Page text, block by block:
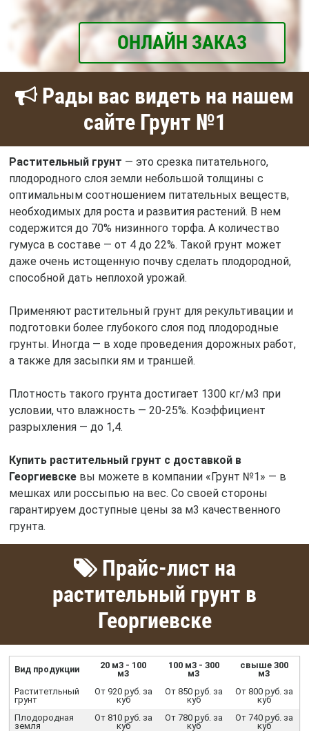
ОНЛАЙН ЗАКАЗ
Рады вас видеть на нашем
сайте Грунт №1
Растительный грунт — это срезка питательного,
плодородного слоя земли небольшой толщины с
оптимальным соотношением питательных веществ,
необходимых для роста и развития растений. В нем
содержится до 70% низинного торфа. А количество
гумуса в составе — от 4 до 22%. Такой грунт может
даже очень истощенную почву сделать плодородной,
способной дать неплохой урожай.
Применяют растительный грунт для рекультивации и
подготовки более глубокого слоя под плодородные
грунты. Иногда — в ходе проведения дорожных работ,
а также для засыпки ям и траншей.
Плотность такого грунта достигает 1300 кг/м3 при
условии, что влажность — 20-25%. Коэффициент
разрыхления — до 1,4.
Купить растительный грунт с доставкой в
Георгиевскевы можете в компании «Грунт №1» — в
мешках или россыпью на вес. Со своей стороны
гарантируем доступные цены за м3 качественного
грунта.
Прайс-лист на
растительный грунт в
Георгиевске
Вид продукции
20 м3 - 100
м3
100 м3 - 300
м3
свыше 300
м3
Раститетльный
грунт
От 920 руб. за
куб
От 850 руб. за
куб
От 800 руб. за
куб
Плодородная
земля
От 810 руб. за
куб
От 780 руб. за
куб
От 740 руб. за
куб